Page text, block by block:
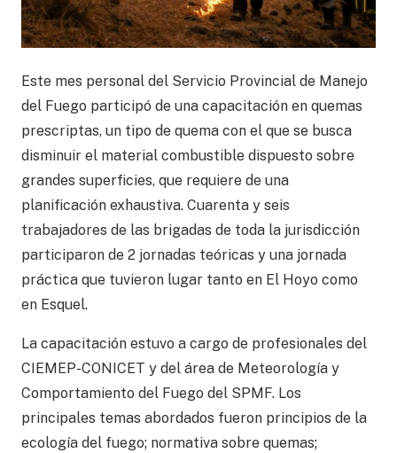
Este mes personal del Servicio Provincial de Manejo
del Fuego participó de una capacitación en quemas
prescriptas, un tipo de quema con el que se busca
disminuir el material combustible dispuesto sobre
grandes superficies, que requiere de una
planificación exhaustiva. Cuarenta y seis
trabajadores de las brigadas de toda la jurisdicción
participaron de 2 jornadas teóricas y una jornada
práctica que tuvieron lugar tanto en El Hoyo como
en Esquel.
La capacitación estuvo a cargo de profesionales del
CIEMEP-CONICET y del área de Meteorología y
Comportamiento del Fuego del SPMF. Los
principales temas abordados fueron principios de la
ecología del fuego; normativa sobre quemas;